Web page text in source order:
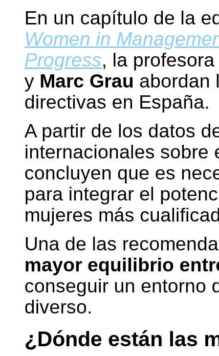
En un capítulo de la
Women in
Progress, la
y Marc Grau abordan
directivas en España.
A partir de los datos
internacionales sobre
concluyen que es
para integrar el
mujeres más
Una de las
mayor equilibrio
conseguir un entorno
diverso.
¿Dónde están las